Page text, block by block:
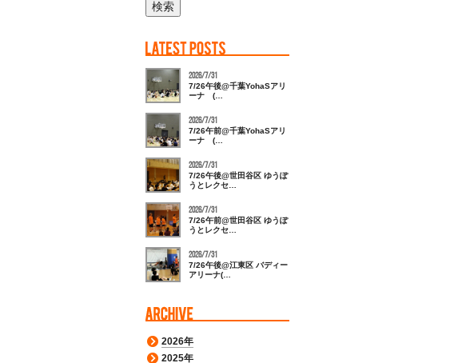
2026/7/31
7/26午後@千葉YohaSアリ
ーナ (…
2026/7/31
7/26午前@千葉YohaSアリ
ーナ (…
2026/7/31
7/26午後@世田谷区 ゆうぽ
うとレクセ…
2026/7/31
7/26午前@世田谷区 ゆうぽ
うとレクセ…
2026/7/31
7/26午後@江東区 バディー
アリーナ(…
2026年
2025年